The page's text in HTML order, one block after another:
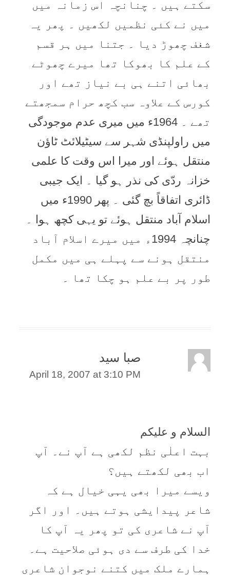
سکتے ہیں ۔ چنانچہ اس زمانہ میں
میں نے کئی نظمیں لکھیں ۔ پھر یہ
شغف چھوڑ دیا ۔ جتنا میں ہر قسم
کے علم کا بھوکا تھا میرے چھوٹے
بھائی اتنے ہی بے نیاز تھے اور
کورس کے علاوہ سب کچھ حرام سمجھتے
تھے ۔ 1964ء میں میری عدم موجودگی
میں راولپنڈی شہر سے سیٹیلائٹ ٹاؤن
منتقل ہوئے اور میرا اس وقت کا علمی
خزانہ ردّی کی نذر ہو گیا ۔ ایک جیبی
ڈائری اتفاقاً بچ گئی ۔ پھر 1990ء میں
اسلام آباد منتقل ہوئے تو یہی کچھ ہوا ۔
چنانچہ 1994ء میں میرے اسلام آباد
منتقل ہونے سے پہلے ہی میں مکمل
طور پر بے علم ہو چکا تھا ۔
صبا سید
April 18, 2007 at 3:10 PM
السلام و علیکم
بہت اعلٰی نظم لکھی ہے آپ نے۔ آپ
اب بھی لکھتے ہیں؟
ویسے میرا بھی یہی خیال ہے کہ
شاعر پیدایشی ہوتے ہیں۔ اور اگر
آپ نے شاعری کی تو پھر یہ آپ کا
خدا کی طرف سے دی ہوئی صلاحیت ہے۔
ہمارے ملک میں کتنے نوجوان شاعری